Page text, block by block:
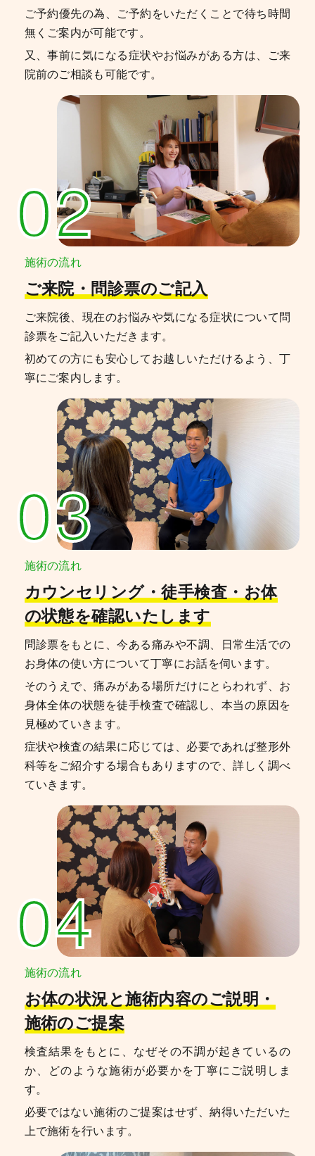
ご予約優先の為、ご予約をいただくことで待ち時間
無くご案内が可能です。
又、事前に気になる症状やお悩みがある方は、ご来
院前のご相談も可能です。
02
施術の流れ
ご来院・問診票のご記入
ご来院後、現在のお悩みや気になる症状について問
診票をご記入いただきます。
初めての方にも安心してお越しいただけるよう、丁
寧にご案内します。
03
施術の流れ
カウンセリング・徒手検査・お体
の状態を確認いたします
問診票をもとに、今ある痛みや不調、日常生活での
お身体の使い方について丁寧にお話を伺います。
そのうえで、痛みがある場所だけにとらわれず、お
身体全体の状態を徒手検査で確認し、本当の原因を
見極めていきます。
症状や検査の結果に応じては、必要であれば整形外
科等をご紹介する場合もありますので、詳しく調べ
ていきます。
04
施術の流れ
お体の状況と施術内容のご説明・
施術のご提案
検査結果をもとに、なぜその不調が起きているの
か、どのような施術が必要かを丁寧にご説明しま
す。
必要ではない施術のご提案はせず、納得いただいた
上で施術を行います。